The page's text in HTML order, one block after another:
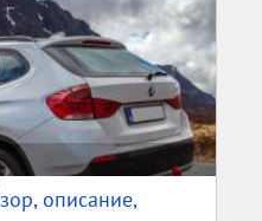
описание,